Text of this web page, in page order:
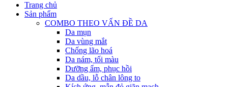
Trang chủ
Sản phẩm
COMBO THEO VẤN ĐỀ DA
Da mụn
Da vùng mắt
Chống lão hoá
Da nám, tối màu
Dưỡng ẩm, phục hồi
Da dầu, lỗ chân lông to